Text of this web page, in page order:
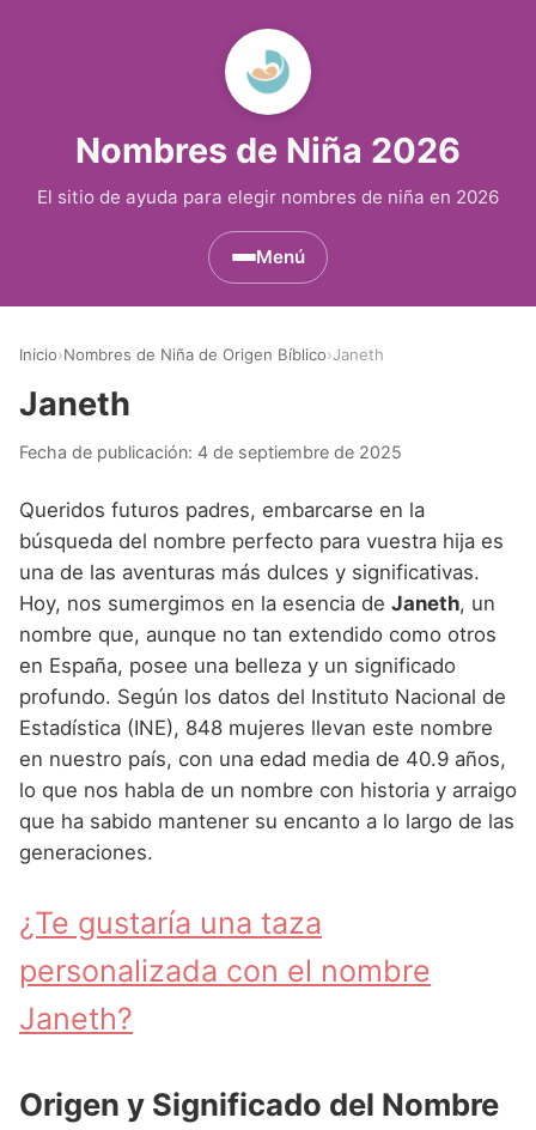
Nombres de Niña 2026
El sitio de ayuda para elegir nombres de niña en 2026
Menú
Nombres de Niña que empiezan por D
Nombres de Niña que empiezan por E
Nombres de Niña que empiezan por F
Nombres de Niña que empiezan por G
Nombres de Niña que empiezan por H
Nombres de Niña que empiezan por I
Nombres de Niña que empiezan por J
Nombres de Niña que empiezan por K
Nombres de Niña que empiezan por M
Nombres de Niña que empiezan por N
Nombres de Niña que empiezan por O
Nombres de Niña Egipcios
Nombres de Niña Griegos
Nombres de Niña Mitológicos
Nombres de Niña Romanos
Nombres de Niña Americanos
Nombres de Niña Chinos
Nombres de Niña Franceses
Nombres de Niña Hispanoamericanos
Nombres de Niña Ingleses
Nombres de Niña Italianos
Nombres de Niña Japoneses
Nombres de Niña Suecos
Nombres de Niña Andaluces
Nombres de Niña Aragoneses
Nombres de Niña Asturianos
Nombres de Niña Baleares
Nombres de Niña Canarios
Nombres de Niña Cantabros
Nombres de Niña Castellanos
Nombres de Niña Extremeños
Nombres de Niña Gallegos
Nombres de Niña Navarros
Buscar
Inicio›Nombres de Niña de Origen Bíblico›Janeth
Janeth
Fecha de publicación: 4 de septiembre de 2025
Queridos futuros padres, embarcarse en la
búsqueda del nombre perfecto para vuestra hija es
una de las aventuras más dulces y significativas.
Hoy, nos sumergimos en la esencia de Janeth, un
nombre que, aunque no tan extendido como otros
en España, posee una belleza y un significado
profundo. Según los datos del Instituto Nacional de
Estadística (INE), 848 mujeres llevan este nombre
en nuestro país, con una edad media de 40.9 años,
lo que nos habla de un nombre con historia y arraigo
que ha sabido mantener su encanto a lo largo de las
generaciones.
¿Te gustaría una taza
personalizada con el nombre
Janeth?
Origen y Significado del Nombre